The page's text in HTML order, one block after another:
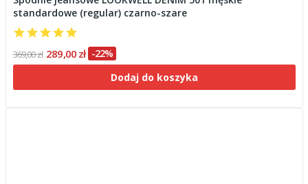
standardowe (regular) czarno-szare
369,00 zł 289,00 zł -22%
Dodaj do koszyka